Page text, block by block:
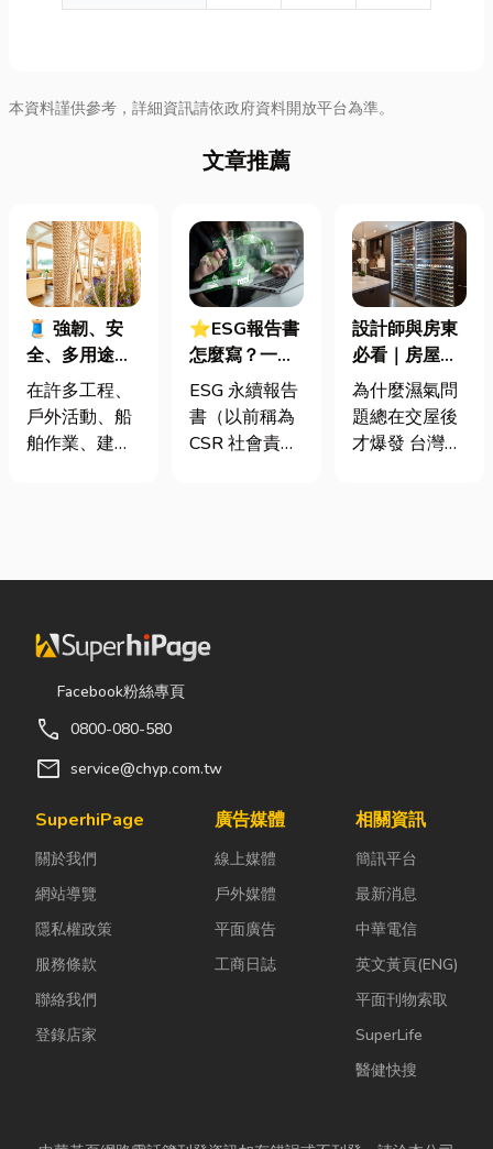
本資料謹供參考，詳細資訊請依政府資料開放平台為準。
文章推薦
🧵 強韌、安
全、多用途！
從繩索到安全
網的全方位防
護應用指南
在許多工程、
戶外活動、船
舶作業、建築
網」其實都是
被忽略的設
備。很多人以
為繩子只是拿
其實在專業領
域中，繩索不
關係到安全、
質。一條好的
繩索，必須具
備高強...
⭐ESG報告書
怎麼寫？一定
要上市櫃才寫
嗎？3步驟擺
脫綠色轉型焦
ESG 永續報告
書（以前稱為
CSR 社會責任
責任（S）與
度營運成果的
表」與「永續
多中小企業主
又不是上市櫃
公司，為...
設計師與房東
必看｜房屋濕
氣重怎麼辦？
全屋除濕機＋
全熱交換器整
為什麼濕氣問
題總在交屋後
才爆發 台灣氣
同步規劃空氣
藏最怕潮濕，
好，發霉、
變...
Facebook粉絲專頁
call 0800-080-580
mail service@chyp.com.tw
SuperhiPage
關於我們
網站導覽
隱私權政策
服務條款
聯絡我們
登錄店家
廣告媒體
線上媒體
戶外媒體
平面廣告
工商日誌
相關資訊
簡訊平台
最新消息
中華電信
英文黃頁(ENG)
平面刊物索取
SuperLife
醫健快搜